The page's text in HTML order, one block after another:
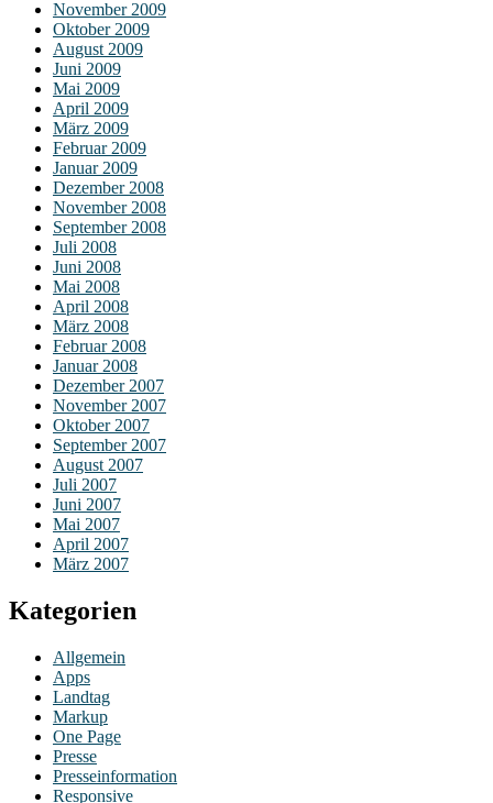
November 2009
Oktober 2009
August 2009
Juni 2009
Mai 2009
April 2009
März 2009
Februar 2009
Januar 2009
Dezember 2008
November 2008
September 2008
Juli 2008
Juni 2008
Mai 2008
April 2008
März 2008
Februar 2008
Januar 2008
Dezember 2007
November 2007
Oktober 2007
September 2007
August 2007
Juli 2007
Juni 2007
Mai 2007
April 2007
März 2007
Kategorien
Allgemein
Apps
Landtag
Markup
One Page
Presse
Presseinformation
Responsive